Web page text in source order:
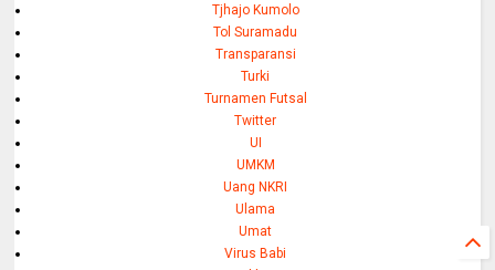
Tjhajo Kumolo
Tol Suramadu
Transparansi
Turki
Turnamen Futsal
Twitter
UI
UMKM
Uang NKRI
Ulama
Umat
Virus Babi